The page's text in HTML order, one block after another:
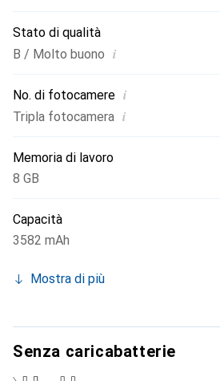
Stato di qualità
B / Molto buono i
No. di fotocamere i
Tripla fotocamera i
Memoria di lavoro
8 GB
Capacità
3582 mAh
Mostra di più
Senza caricabatterie